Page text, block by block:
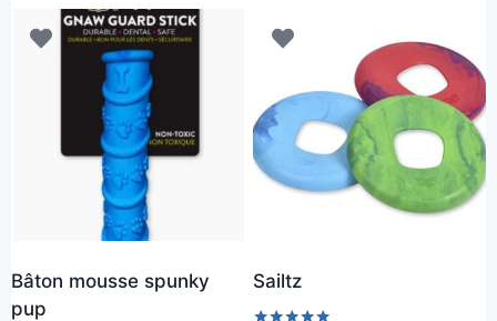
produit
variations.
options
sur
la
Bâton mousse spunky
pup
Sailtz